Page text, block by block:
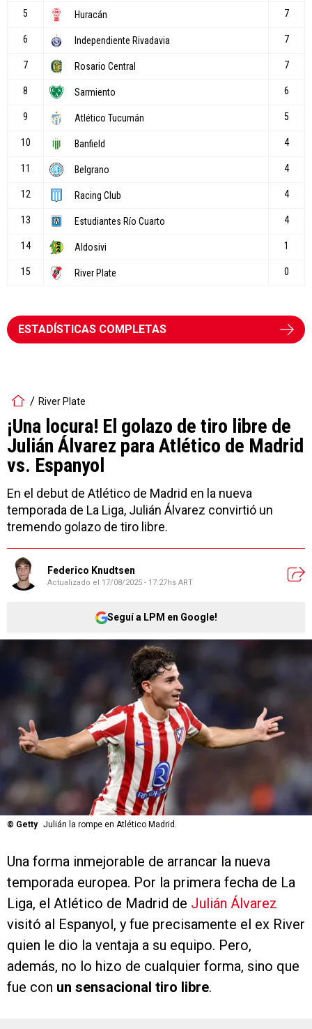
ESTADÍSTICAS COMPLETAS
River Plate
¡Una locura! El golazo de tiro libre de
Julián Álvarez para Atlético de Madrid
vs. Espanyol
En el debut de Atlético de Madrid en la nueva
temporada de La Liga, Julián Álvarez convirtió un
tremendo golazo de tiro libre.
Federico Knudtsen
Actualizado el 17/08/2025 - 17:27hs ART
Seguí a LPM en Google!
© Getty Julián la rompe en Atlético Madrid.
Una forma inmejorable de arrancar la nueva
temporada europea. Por la primera fecha de La
Liga, el Atlético de Madrid de Julián Álvarez
visitó al Espanyol, y fue precisamente el ex River
quien le dio la ventaja a su equipo. Pero,
además, no lo hizo de cualquier forma, sino que
fue con un sensacional tiro libre.